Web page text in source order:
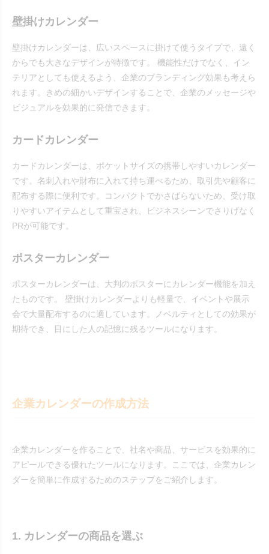
壁掛けカレンダー
壁掛けカレンダーは、広いスペースに掛けて使うタイプで、遠く
からでも大きなデザインが特徴です。 機能性だけでなく、イン
テリアとしても使えるよう、企業のブランディング効果も考えら
れます。きめの細かいデザインすることで、企業のメッセージや
ビジュアルを効果的に発信できます。
カードカレンダー
カードカレンダーは、ポケットサイズの携帯しやすいカレンダー
です。名刺入れや財布に入れて持ち運べるため、取引先や顧客に
配布する際に便利です。コンパクトでかさばらないため、受け取
りやすいアイテムとして重宝され、ビジネスシーンでさりげなく
PRが可能です。
ポスターカレンダー
ポスターカレンダーは、大判のポスターにカレンダー機能を加え
たものです。 壁掛けカレンダーよりも軽量で、イベントや展示
会で大量配布するのに適しています。ノベルティとしての効果が
期待でき、目にした人の記憶に残るツールになります。
企業カレンダーの作成方法
企業カレンダーを作ることで、社名や商品、サービスを効果的に
アピールできる優れたツールになります。ここでは、企業カレン
ダーを簡単に作成するためのステップをご紹介します。
1. カレンダーの商品を選ぶ